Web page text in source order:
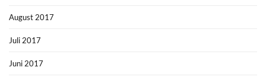
August 2017
Juli 2017
Juni 2017